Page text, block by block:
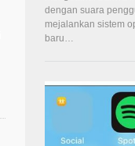
dengan suara
mejalankan sistem
baru…